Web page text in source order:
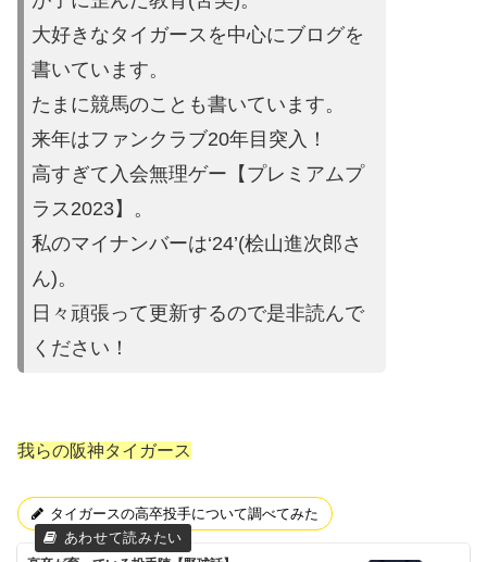
大好きなタイガースを中心にブログを
書いています。
たまに競馬のことも書いています。
来年はファンクラブ20年目突入！
高すぎて入会無理ゲー【プレミ アムプ
ラス2023】。
私のマイナンバーは‘24’(桧山進次郎さ
ん)。
日々頑張って更新するので是非読んで
ください ！
我らの阪神タイガース
タイガースの高卒投手について調べてみた